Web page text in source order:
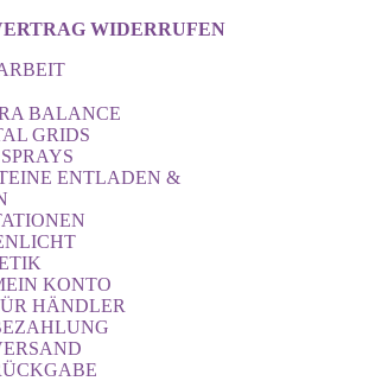
WIDERRUFEN
BALANCE
GRIDS
ENTLADEN &
KONTO
HÄNDLER